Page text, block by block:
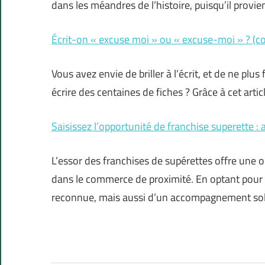
dans les méandres de l’histoire, puisqu’il
Écrit-on « excuse moi » ou « excuse-moi » ?
Vous avez envie de briller à l’écrit, et de ne
écrire des centaines de fiches ? Grâce à cet
Saisissez l’opportunité de franchise superette
L’essor des franchises de supérettes offre
dans le commerce de proximité. En optant
reconnue, mais aussi d’un accompagnement